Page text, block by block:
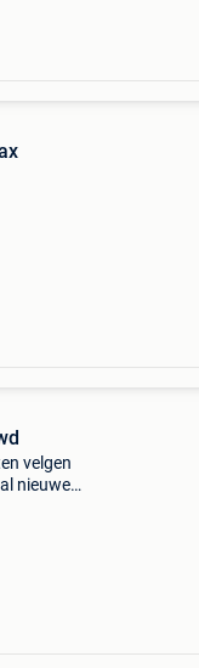
velgen
nieuwe